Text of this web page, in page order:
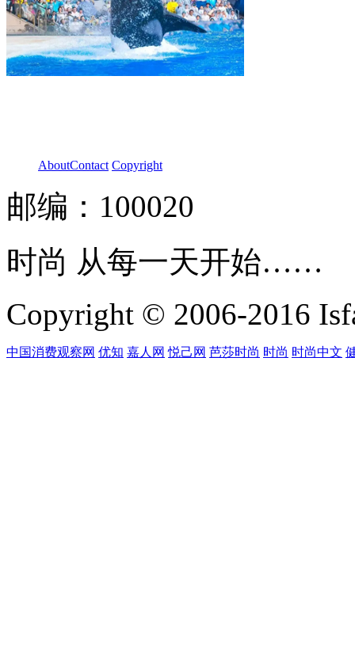
AboutContact Copyright
邮编：100020
时尚 从每一天开始……
Copyright © 2006-2016
中国消费观察网 优知 嘉人网 悦己网 芭莎时尚 时尚 时尚中文